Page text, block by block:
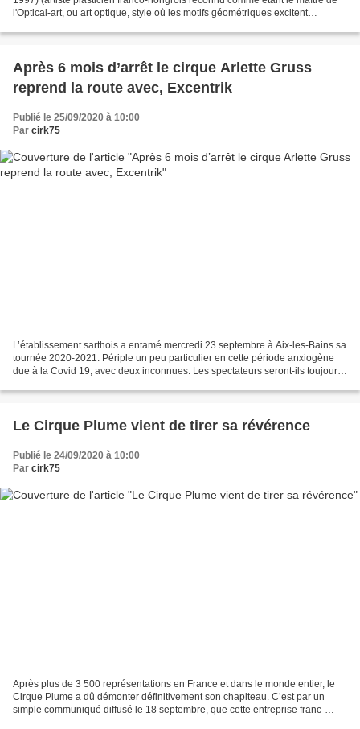
l'Optical-art, ou art optique, style où les motifs géométriques excitent
Après 6 mois d’arrêt le cirque Arlette Gruss
reprend la route avec, Excentrik
Publié le 25/09/2020 à 10:00
Par cirk75
L’établissement sarthois a entamé mercredi 23 septembre à Aix-les-Bains sa
tournée 2020-2021. Périple un peu particulier en cette période anxiogène
due à la Covid 19, avec deux inconnues. Les spectateurs seront-ils toujours
Le Cirque Plume vient de tirer sa révérence
Publié le 24/09/2020 à 10:00
Par cirk75
Après plus de 3 500 représentations en France et dans le monde entier, le
Cirque Plume a dû démonter définitivement son chapiteau. C’est par un
simple communiqué diffusé le 18 septembre, que cette entreprise franc-